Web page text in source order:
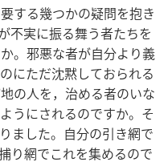
する幾つかの疑問を抱き
不実に振る舞う者たちを
。邪悪な者が自分より義
にただ沈黙しておられる
の人を，治める者のいな
うにされるのですか。そ
ました。自分の引き網で
り網でこれを集めるので